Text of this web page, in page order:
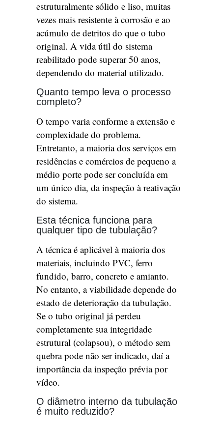
estruturalmente sólido e liso, muitas
vezes mais resistente à corrosão e ao
acúmulo de detritos do que o tubo
original. A vida útil do sistema
reabilitado pode superar 50 anos,
dependendo do material utilizado.
Quanto tempo leva o processo
completo?
O tempo varia conforme a extensão e
complexidade do problema.
Entretanto, a maioria dos serviços em
residências e comércios de pequeno a
médio porte pode ser concluída em
um único dia, da inspeção à reativação
do sistema.
Esta técnica funciona para
qualquer tipo de tubulação?
A técnica é aplicável à maioria dos
materiais, incluindo PVC, ferro
fundido, barro, concreto e amianto.
No entanto, a viabilidade depende do
estado de deterioração da tubulação.
Se o tubo original já perdeu
completamente sua integridade
estrutural (colapsou), o método sem
quebra pode não ser indicado, daí a
importância da inspeção prévia por
vídeo.
O diâmetro interno da tubulação
é muito reduzido?